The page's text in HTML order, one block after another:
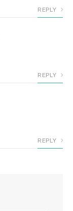
REPLY
REPLY
REPLY